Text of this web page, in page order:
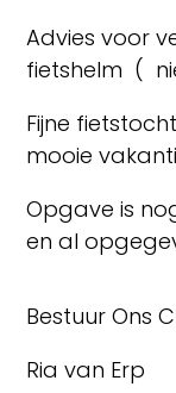
Advies voor
fietshelm (
Fijne
mooie
Opgave is
en al
Bestuur Ons
Ria van Erp